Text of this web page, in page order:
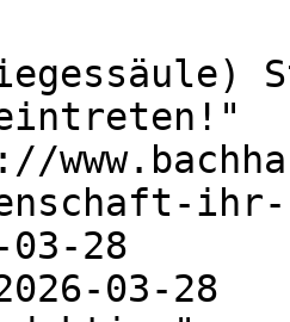
28
03-28